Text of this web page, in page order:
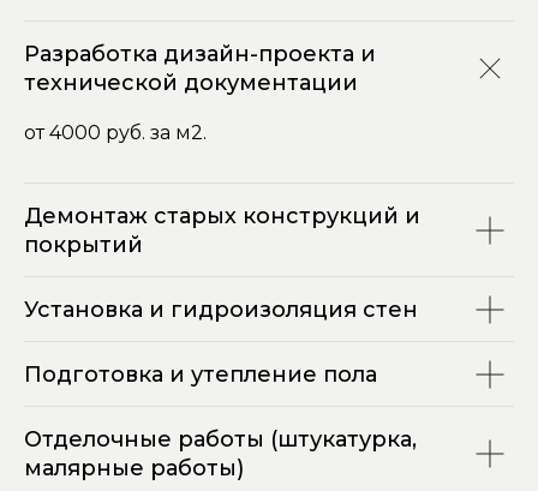
Разработка дизайн-проекта и
технической документации
от 4000 руб. за м2.
Демонтаж старых конструкций и
покрытий
Установка и гидроизоляция стен
Подготовка и утепление пола
Отделочные работы (штукатурка,
малярные работы)